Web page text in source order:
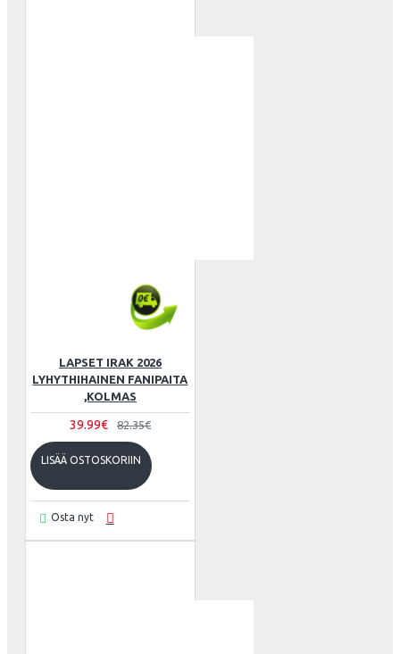
LAPSET IRAK 2026
LYHYTHIHAINEN FANIPAITA
,KOLMAS
39.99€ 82.35€
LISÄÄ OSTOSKORIIN
Osta nyt